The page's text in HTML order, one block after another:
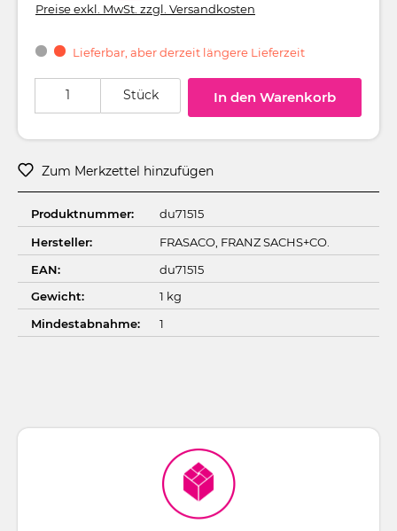
Preise exkl. MwSt. zzgl. Versandkosten
Lieferbar, aber derzeit längere Lieferzeit
Stück In den Warenkorb
Zum Merkzettel hinzufügen
Produktnummer:
du71515
Hersteller:
FRASACO, FRANZ SACHS+CO.
EAN:
du71515
Gewicht:
1 kg
Mindestabnahme:
1